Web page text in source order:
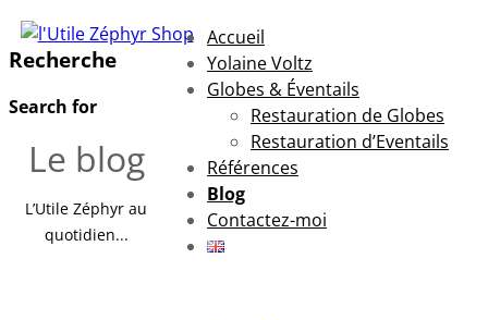
Accueil
Yolaine Voltz
Globes & Éventails
Restauration de Globes
Restauration d’Eventails
Références
Blog
Contactez-moi
Recherche
Search for
Le blog
L’Utile Zéphyr au
quotidien...